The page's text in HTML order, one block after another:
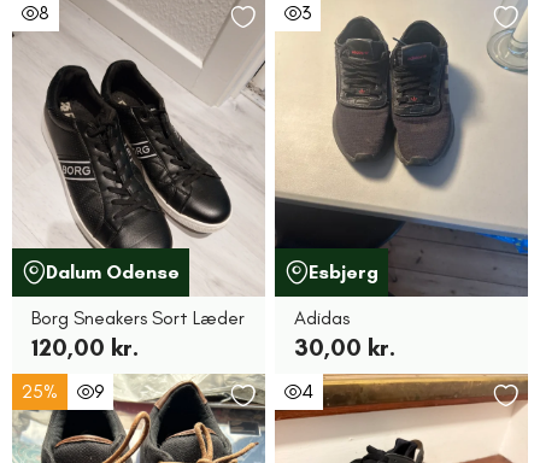
8
Dalum Odense
Borg Sneakers Sort Læder
120,00 kr.
3
Esbjerg
Adidas
30,00 kr.
25% 9 4